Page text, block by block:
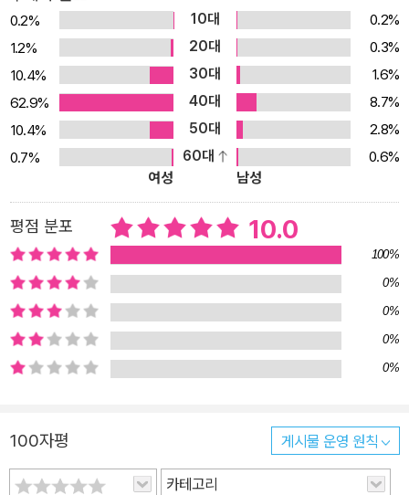
다. 더불어 화가 이광익은 따뜻한 색채로 이순신의 인간적인 모습을
잘 묘사했고, 전투 장면은 꼼꼼하고 자세하게 표현하여 일기의 생생
함과 감동을 더했습니다. 대폭 보강된 ‘이순신의 발자취를 따라서’ 이
책의 마지막 부분에는 작가가 직접 다니며 흔적을 되짚었던 경험을
살려, 독자들이 역사의 현장을 둘러볼 수 있도록 안내하는 부록 ‘이순
신의 발자취를 따라서’가 수록되어 있습니다. 초판에서는 유적지를
중심으로 비교적 간단하게 소개되었으나, 이번 개정증보판에서는 이
부록이 대폭 보강되었습니다. 우선 전라도, 경상도, 서울 등에 있는 유
적지 곳곳을 망라해 상세히 소개합니다. 이어서 《난중일기》, 《임진장
초》, 충무공 장검, 팔사품 등 유물도 꼼꼼하게 살펴봅니다. 이 부록을
참고해 직접 현장을 찾아가 보면, 이순신 장군의 마음과 의지를 더욱
생생하게 느낄 수 있을 것입니다.
0.2% 10대
0.2%
1.2%
20대
0.3%
10.4%
30대
1.6%
62.9%
40대
8.7%
10.4%
50대
2.8%
0.7%
60대
0.6%
여성
남성
평점 분포 10.0
100%
0%
0%
0%
0%
100자평 게시물 운영 원칙
카테고리